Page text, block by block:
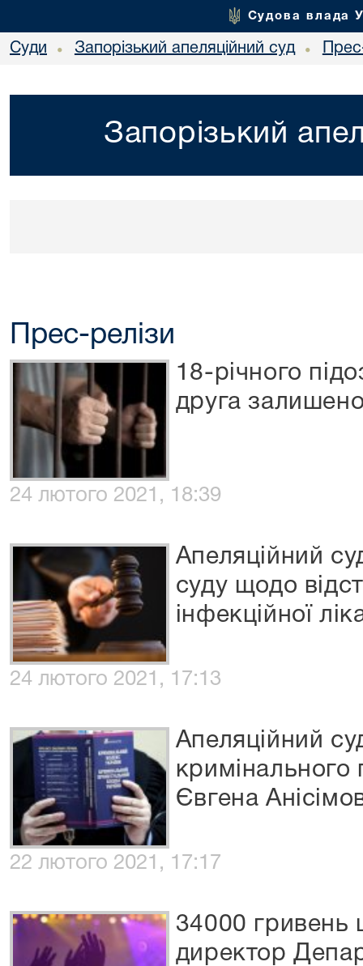
Судова влада
Суди • Запорізький апеляційний суд •
Запорізький
Прес-релізи
18-річного
друга
24 лютого 2021, 18:39
Апеляційний
суду щодо
інфекційної
24 лютого 2021, 17:13
Апеляційний
Євгена
22 лютого 2021, 17:17
34000 гривень
директор